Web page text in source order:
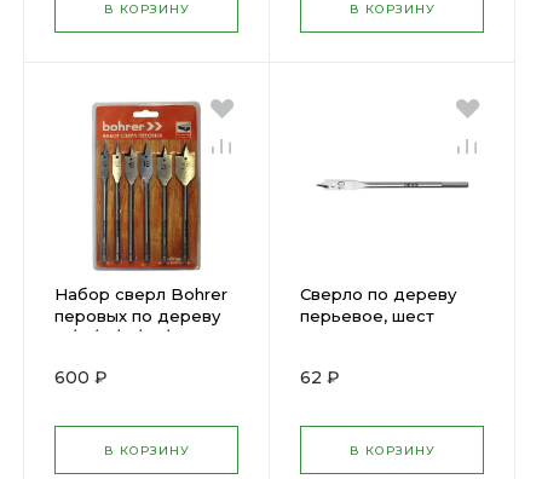
В КОРЗИНУ В КОРЗИНУ
Набор сверл Bohrer
перовых по дереву
10/12/16/18/20/25 х 152
600 ₽
В КОРЗИНУ
Сверло по дереву
перьевое, шест
62 ₽
В КОРЗИНУ